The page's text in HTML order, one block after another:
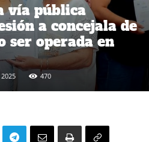
vía pública
a concejala de
ser operada en
470